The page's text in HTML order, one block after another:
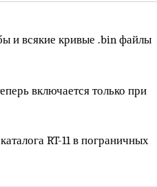
и всякие кривые .bin файлы
включается только при
RT-11 в пограничных